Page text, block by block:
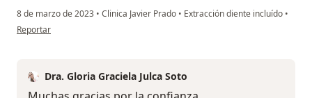
8 de marzo de 2023 • Clinica Javier Prado • Extracción diente incluído •
en opinión del usuario Vanesa
Reportar
Dra. Gloria Graciela Julca Soto